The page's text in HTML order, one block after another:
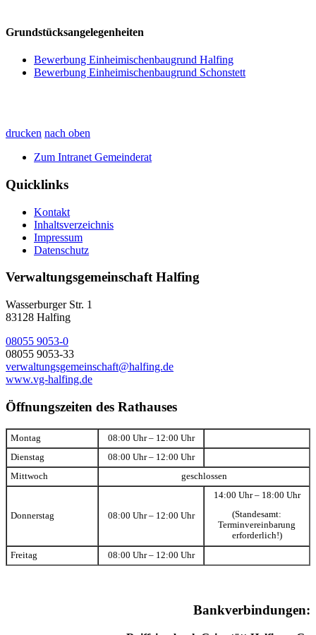
Grundstücksangelegenheiten
Bewerbung Einheimischenbaugrund Halfing
Bewerbung Einheimischenbaugrund Schonstett
drucken nach oben
Zum Intranet Gemeinderat
Quicklinks
Kontakt
Inhaltsverzeichnis
Impressum
Datenschutz
Verwaltungsgemeinschaft Halfing
Wasserburger Str. 1
83128 Halfing
08055 9053-0
08055 9053-33
verwaltungsgemeinschaft@halfing.de
www.vg-halfing.de
Öffnungszeiten des Rathauses
Montag
08:00 Uhr – 12:00 Uhr
Dienstag
08:00 Uhr – 12:00 Uhr
Mittwoch
geschlossen
Donnerstag 08:00 Uhr – 12:00 Uhr
14:00 Uhr – 18:00 Uhr
(Standesamt:
Terminvereinbarung
erforderlich!)
Freitag
08:00 Uhr – 12:00 Uhr
Bankverbindungen: